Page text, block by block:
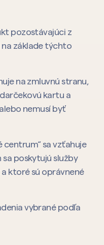
pozostávajúci z
základe týchto
na zmluvnú stranu,
kartu a
nemusí byť
centrum“ sa vzťahuje
poskytujú služby
ktoré sú oprávnené
vybrané podľa